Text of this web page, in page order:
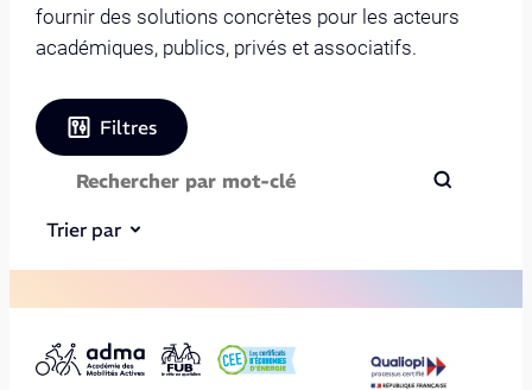
fournir des solutions concrètes pour les acteurs
académiques, publics, privés et associatifs.
Filtres
Trier par